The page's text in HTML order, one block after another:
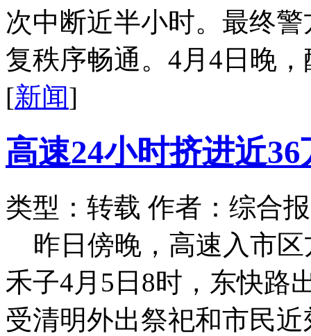
次中断近半小时。最终
复秩序畅通。4月4日晚
[新闻]
高速24小时挤进近
类型：转载 作者：综合
昨日傍晚，高速入市
禾子4月5日8时，东快路
受清明外出祭祀和市民